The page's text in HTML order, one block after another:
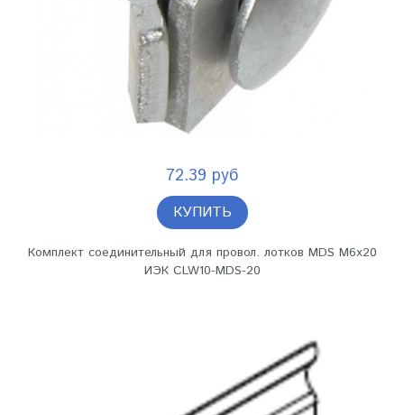
72.39 руб
КУПИТЬ
Комплект соединительный для провол. лотков MDS M6х20
ИЭК CLW10-MDS-20